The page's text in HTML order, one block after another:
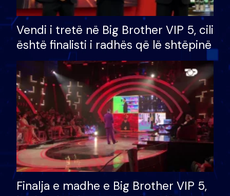
Vendi i tretë në Big Brother VIP 5, cili
është finalisti i radhës që lë shtëpinë
Finalja e madhe e Big Brother VIP 5,